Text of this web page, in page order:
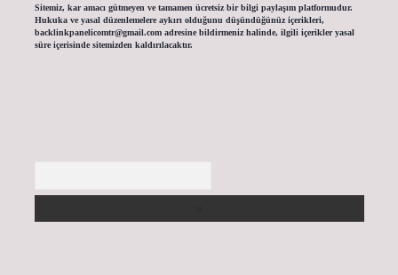
Sitemiz, kar amacı gütmeyen ve tamamen ücretsiz bir bilgi paylaşım platformudur.
Hukuka ve yasal düzenlemelere aykırı olduğunu düşündüğünüz içerikleri,
backlinkpanelicomtr@gmail.comadresine bildirmeniz halinde, ilgili içerikler yasal
süre içerisinde sitemizden kaldırılacaktır.